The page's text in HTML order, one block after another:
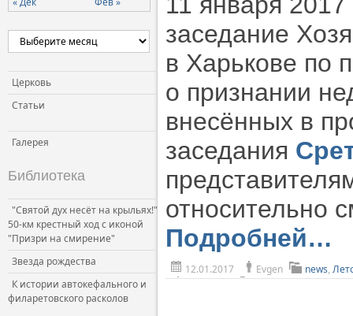
Церковь и власть
Церковь и общество
Церковь и СМИ
Церковь
Статьи
Галерея
Библиотека
"Святой дух несёт на крыльях!"
50-км крестный ход с иконой
"Призри на смирение"
Звезда рождества
К истории автокефального и
филаретовского расколов
заседание
в Харькове по
о признании
внесённых в
заседания
относительно
Подробней…
12.01.2017 Evgen news,